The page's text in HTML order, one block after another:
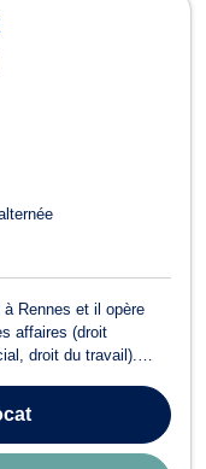
Rennes et il opère
affaires (droit
droit du travail).
de séjour (titre de